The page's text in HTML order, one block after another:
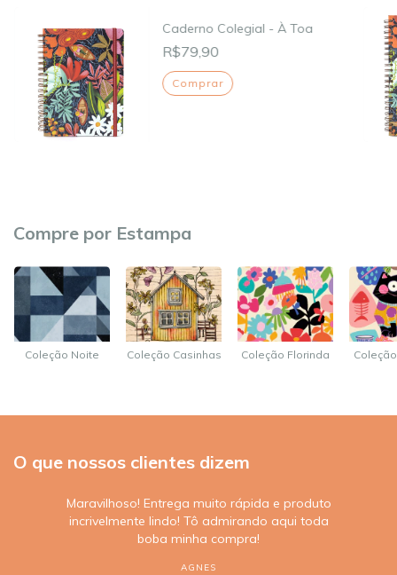
Caderno Colegial - À Toa
R$79,90
Comprar
Compre por Estampa
Coleção Noite Coleção Casinhas Coleção Florinda
O que nossos clientes dizem
Maravilhoso! Entrega muito rápida e produto
incrivelmente lindo! Tô admirando aqui toda
boba minha compra!
AGNES